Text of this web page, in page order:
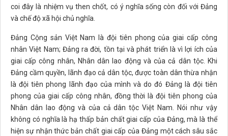
coi đây là nhiệm vụ then chốt, có ý nghĩa sống còn đối với Đảng
và chế độ xã hội chủ nghĩa.
Đảng Cộng sản Việt Nam là đội tiên phong của giai cấp công
nhân Việt Nam; Đảng ra đời, tồn tại và phát triển là vì lợi ích của
giai cấp công nhân, Nhân dân lao động và của cả dân tộc. Khi
Đảng cầm quyền, lãnh đạo cả dân tộc, được toàn dân thừa nhận
là đội tiên phong lãnh đạo của mình và do đó Đảng là đội tiên
phong của giai cấp công nhân, đồng thời là đội tiên phong của
Nhân dân lao động và của cả dân tộc Việt Nam. Nói như vậy
không có nghĩa là hạ thấp bản chất giai cấp của Đảng, mà là thể
hiện sự nhận thức bản chất giai cấp của Đảng một cách sâu sắc